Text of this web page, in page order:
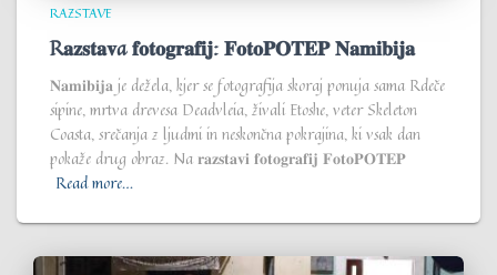
RAZSTAVE
R𝐚𝐳𝐬𝐭𝐚𝐯a 𝐟𝐨𝐭𝐨𝐠𝐫𝐚𝐟𝐢𝐣: 𝐅𝐨𝐭𝐨𝐏𝐎𝐓𝐄𝐏 𝐍𝐚𝐦𝐢𝐛𝐢𝐣𝐚
𝐍𝐚𝐦𝐢𝐛𝐢𝐣𝐚 je dežela, kjer se fotografija skoraj ponuja sama Rdeče
sipine, mrtva drevesa Deadvleia, živali Etoshe, veter Skeleton
Coasta, srečanja z ljudmi in neskončna pokrajina, ki vsak dan
pokaže drug obraz. Na 𝐫𝐚𝐳𝐬𝐭𝐚𝐯𝐢 𝐟𝐨𝐭𝐨𝐠𝐫𝐚𝐟𝐢𝐣 𝐅𝐨𝐭𝐨𝐏𝐎𝐓𝐄𝐏
Read more…